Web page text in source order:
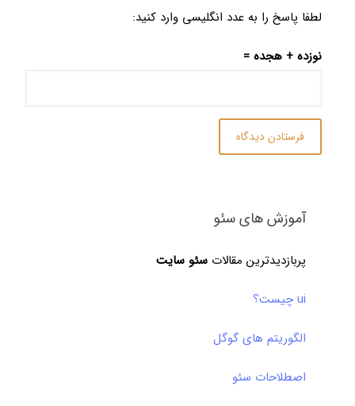
لطفا پاسخ را به عدد انگلیسی وارد کنید:
نوزده + هجده =
آموزش های سئو
پربازدیدترین مقالات سئو سایت
ui چیست؟
الگوریتم های گوگل
اصطلاحات سئو